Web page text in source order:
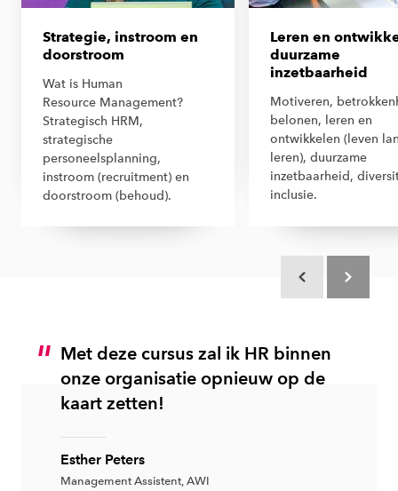
Strategie, instroom en
doorstroom
Wat is Human
Resource Management?
Strategisch HRM,
strategische
personeelsplanning,
instroom (recruitment) en
doorstroom (behoud).
Leren en
duurzame
inzetbaarheid
Motiveren,
belonen, leren en
ontwikkelen (leven
leren), duurzame
inzetbaarheid,
inclusie.
Met deze cursus zal ik HR binnen
onze organisatie opnieuw op de
kaart zetten!
Esther Peters
Management Assistent, AWI